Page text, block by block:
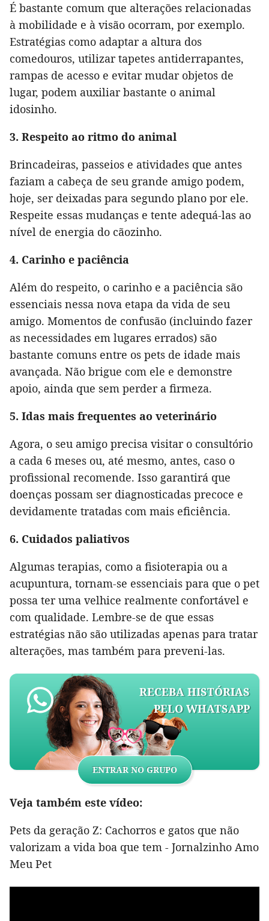
É bastante comum que alterações relacionadas
à mobilidade e à visão ocorram, por exemplo.
Estratégias como adaptar a altura dos
comedouros, utilizar tapetes antiderrapantes,
rampas de acesso e evitar mudar objetos de
lugar, podem auxiliar bastante o animal
idosinho.
3. Respeito ao ritmo do animal
Brincadeiras, passeios e atividades que antes
faziam a cabeça de seu grande amigo podem,
hoje, ser deixadas para segundo plano por ele.
Respeite essas mudanças e tente adequá-las ao
nível de energia do cãozinho.
4. Carinho e paciência
Além do respeito, o carinho e a paciência são
essenciais nessa nova etapa da vida de seu
amigo. Momentos de confusão (incluindo fazer
as necessidades em lugares errados) são
bastante comuns entre os pets de idade mais
avançada. Não brigue com ele e demonstre
apoio, ainda que sem perder a firmeza.
5. Idas mais frequentes ao veterinário
Agora, o seu amigo precisa visitar o consultório
a cada 6 meses ou, até mesmo, antes, caso o
profissional recomende. Isso garantirá que
doenças possam ser diagnosticadas precoce e
devidamente tratadas com mais eficiência.
6. Cuidados paliativos
Algumas terapias, como a fisioterapia ou a
acupuntura, tornam-se essenciais para que o pet
possa ter uma velhice realmente confortável e
com qualidade. Lembre-se de que essas
estratégias não são utilizadas apenas para tratar
alterações, mas também para preveni-las.
RECEBA HISTÓRIAS
PELO WHATSAPP
ENTRAR NO GRUPO
Veja também este vídeo:
Pets da geração Z: Cachorros e gatos que não
valorizam a vida boa que tem - Jornalzinho Amo
Meu Pet